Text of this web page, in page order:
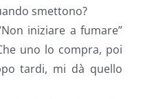
smettono?
iniziare a fumare”
uno lo compra, poi
tardi, mi dà quello